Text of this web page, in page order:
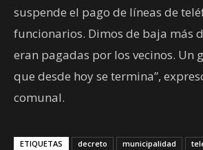
suspende el pago de líneas de
funcionarios. Dimos de baja más
eran pagadas por los vecinos. Un
que desde hoy se termina”,
comunal.
ETIQUETAS decreto municipalidad